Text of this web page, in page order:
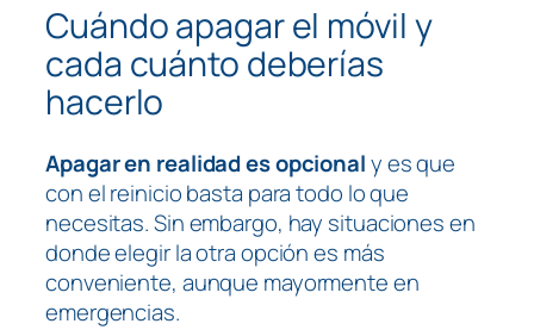
Cuándo apagar el móvil y
cada cuánto deberías
hacerlo
Apagar en realidad es opcionaly es que
con el reinicio basta para todo lo que
necesitas. Sin embargo, hay situaciones en
donde elegir la otra opción es más
conveniente, aunque mayormente en
emergencias.